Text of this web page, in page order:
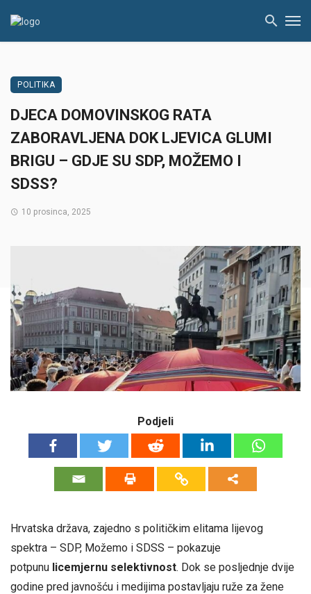
POLITIKA
DJECA DOMOVINSKOG RATA
ZABORAVLJENA DOK LJEVICA GLUMI
BRIGU – GDJE SU SDP, MOŽEMO I
SDSS?
10 prosinca, 2025
Podjeli
Hrvatska država, zajedno s političkim elitama lijevog
spektra – SDP, Možemo i SDSS – pokazuje
potpunu licemjernu selektivnost. Dok se posljednje dvije
godine pred javnošću i medijima postavljaju ruže za žene